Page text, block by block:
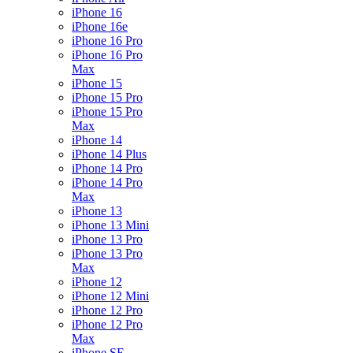
iPhone 16
iPhone 16e
iPhone 16 Pro
iPhone 16 Pro
Max
iPhone 15
iPhone 15 Pro
iPhone 15 Pro
Max
iPhone 14
iPhone 14 Plus
iPhone 14 Pro
iPhone 14 Pro
Max
iPhone 13
iPhone 13 Mini
iPhone 13 Pro
iPhone 13 Pro
Max
iPhone 12
iPhone 12 Mini
iPhone 12 Pro
iPhone 12 Pro
Max